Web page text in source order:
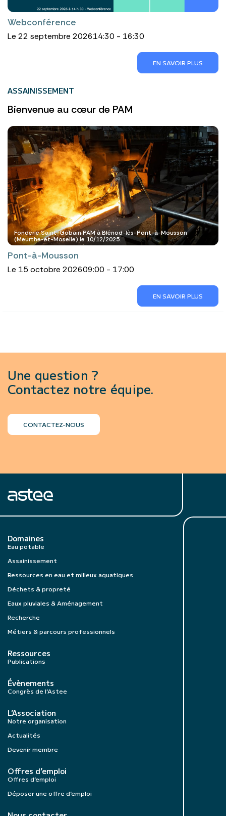
Webconférence
Le 22 septembre 202614:30 - 16:30
EN SAVOIR PLUS
ASSAINISSEMENT
Bienvenue au cœur de PAM
Fonderie Saint-Gobain PAM à Blénod-lès-Pont-à-Mousson
(Meurthe-et-Moselle) le 10/12/2025.
Pont-à-Mousson
Le 15 octobre 202609:00 - 17:00
EN SAVOIR PLUS
Une question ?
Contactez notre équipe.
CONTACTEZ-NOUS
Domaines
Eau potable
Assainissement
Ressources en eau et milieux aquatiques
Déchets & propreté
Eaux pluviales & Aménagement
Recherche
Métiers & parcours professionnels
Ressources
Publications
Évènements
Congrès de l’Astee
L’Association
Notre organisation
Actualités
Devenir membre
Offres d’emploi
Offres d’emploi
Déposer une offre d’emploi